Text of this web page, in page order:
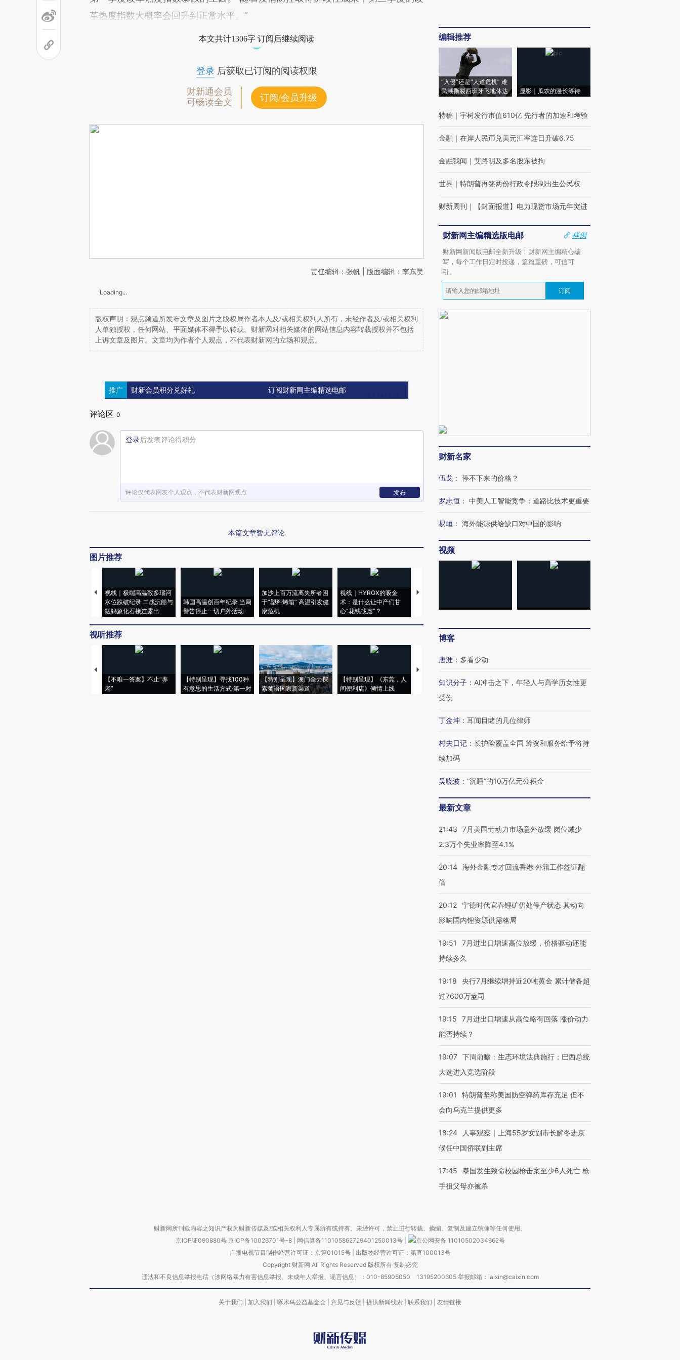
革热度指数大概率会回升到正常水平。”
本文共计1306字 订阅后继续阅读
登录后获取已订阅的阅读权限
财新通会员
可畅读全文
订阅/会员升级
责任编辑：张帆 | 版面编辑：李东昊
Loading...
版权声明：观点频道所发布文章及图片之版权属作者本人及/或相关权利人所有，未经作者及/或相关权利
人单独授权，任何网站、平面媒体不得予以转载。财新网对相关媒体的网站信息内容转载授权并不包括
上诉文章及图片。文章均为作者个人观点，不代表财新网的立场和观点。
推广 财新会员积分兑好礼 订阅财新网主编精选电邮
评论区 0
登录后发表评论得积分
评论仅代表网友个人观点，不代表财新网观点 发布
本篇文章暂无评论
图片推荐
视线｜极端高温致多瑙河
水位跌破纪录 二战沉船与
猛犸象化石接连露出
韩国高温创百年纪录 当局
警告停止一切户外活动
加沙上百万流离失所者困
于“塑料烤箱” 高温引发健
康危机
视线｜HYROX的吸金
术：是什么让中产们甘
心“花钱找虐”？
马航飞行员跨国走私7万
育部长拱下台
飞地休达
视听推荐
【不唯一答案】不止“养
老”
【特别呈现】寻找100种
有意思的生活方式·第一对
【特别呈现】澳门全力探
索葡语国家新渠道
【特别呈现】《东莞，人
间便利店》倾情上线
【推广】走进第四届链博
会，让数智科技“链”接产
【特别呈现】寻找100种
有意思的生活方式·第三对
【商旅对话】华住集团
CFO：不靠规模取胜，华
住三大增长引擎是什么？
编辑推荐
“入侵”还是“人道危机” 难
民潮撕裂西班牙飞地休达
显影｜瓜农的漫长等待
特稿 ｜ 宇树发行市值610亿 先行者的加速和考验
金融 ｜ 在岸人民币兑美元汇率连日升破6.75
金融我闻 ｜ 艾路明及多名股东被拘
世界 ｜ 特朗普再签两份行政令限制出生公民权
财新周刊 ｜ 【封面报道】电力现货市场元年突进
财新网主编精选版电邮
样例
财新网新闻版电邮全新升级！财新网主编精心编
写，每个工作日定时投递，篇篇重磅，可信可
引。
订阅
财新名家
伍戈 ： 停不下来的价格？
罗志恒 ： 中美人工智能竞争：道路比技术更重要
易峘 ： 海外能源供给缺口对中国的影响
视频
博客
唐涯 ： 多看少动
知识分子 ： AI冲击之下，年轻人与高学历女性更
受伤
丁金坤 ： 耳闻目睹的几位律师
村夫日记 ： 长护险覆盖全国 筹资和服务给予将持
续加码
吴晓波 ： “沉睡”的10万亿元公积金
最新文章
21:43
7月美国劳动力市场意外放缓 岗位减少
2.3万个失业率降至4.1%
20:14 海外金融专才回流香港 外籍工作签证翻
倍
20:12 宁德时代宜春锂矿仍处停产状态 其动向
影响国内锂资源供需格局
19:51
7月进出口增速高位放缓，价格驱动还能
持续多久
19:18
央行7月继续增持近20吨黄金 累计储备超
过7600万盎司
19:15
7月进出口增速从高位略有回落 涨价动力
能否持续？
19:07 下周前瞻：生态环境法典施行；巴西总统
大选进入竞选阶段
19:01
特朗普坚称美国防空弹药库存充足 但不
会向乌克兰提供更多
18:24
人事观察｜上海55岁女副市长解冬进京
候任中国侨联副主席
17:45
泰国发生致命校园枪击案至少6人死亡 枪
手祖父母亦被杀
财新网所刊载内容之知识产权为财新传媒及/或相关权利人专属所有或持有。未经许可，禁止进行转载、摘编、复制及建立镜像等任何使用。
京ICP证090880号 京ICP备10026701号-8 网信算备110105862729401250013号
京公网安备 11010502034662号
广播电视节目制作经营许可证：京第01015号| 出版物经营许可证：第直100013号
Copyright 财新网 All Rights Reserved 版权所有 复制必究
违法和不良信息举报电话（涉网络暴力有害信息举报、未成年人举报、谣言信息）：010-85905050 13195200605 举报邮箱：laixin@caixin.com
关于我们 加入我们 啄木鸟公益基金会 意见与反馈 提供新闻线索 联系我们 友情链接